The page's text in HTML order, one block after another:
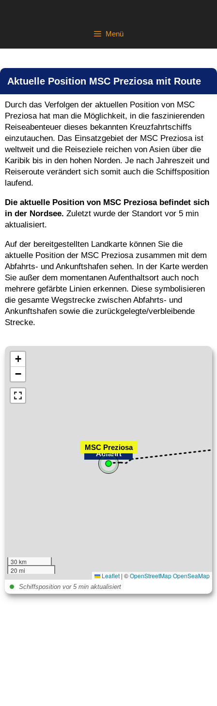
Menü
Aktuelle Position MSC Preziosa mit Route
Durch das Verfolgen der aktuellen Position von MSC
Preziosa hat man die Möglichkeit, in die faszinierenden
Reiseabenteuer dieses bekannten Kreuzfahrtschiffs
einzutauchen. Das Einsatzgebiet der MSC Preziosa ist
weltweit und die Reiseziele reichen von Asien über die
Karibik bis in den hohen Norden. Je nach Jahreszeit und
Reiseroute verändert sich somit auch die Schiffsposition
laufend.
Die aktuelle Position von MSC Preziosa befindet sich
in der Nordsee. Zuletzt wurde der Standort vor 5 min
aktualisiert.
Auf der bereitgestellten Landkarte können Sie die
aktuelle Position der MSC Preziosa zusammen mit dem
Abfahrts- und Ankunftshafen sehen. In der Karte werden
Sie außer dem momentanen Aufenthaltsort auch noch
mehrere gefärbte Linien erkennen. Diese symbolisieren
die gesamte Wegstrecke zwischen Abfahrts- und
Ankunftshafen sowie die zurückgelegte/verbleibende
Strecke.
MSC Preziosa
Abfahrt
+
−
30 km
20 mi
Leaflet | ©OpenStreetMapOpenSeaMap
Schiffsposition vor 5 min aktualisiert